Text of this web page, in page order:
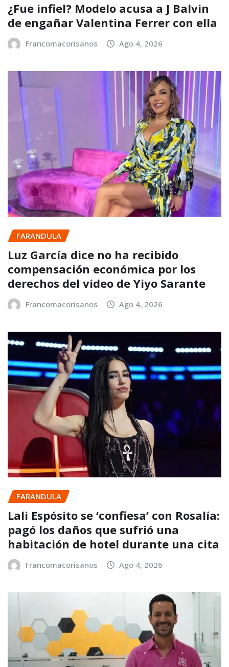
¿Fue infiel? Modelo acusa a J Balvin
de engañar Valentina Ferrer con ella
Francomacorisanos Ago 4, 2026
FARANDULA
Luz García dice no ha recibido
compensación económica por los
derechos del video de Yiyo Sarante
Francomacorisanos Ago 4, 2026
FARANDULA
Lali Espósito se ‘confiesa’ con Rosalía:
pagó los daños que sufrió una
habitación de hotel durante una cita
Francomacorisanos Ago 4, 2026